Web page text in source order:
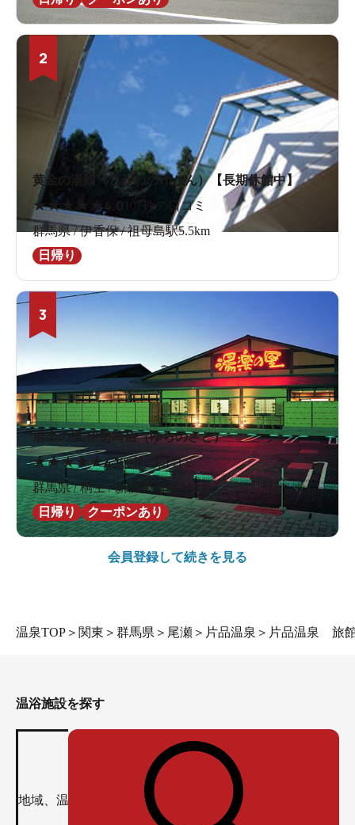
2
黄金の湯館（こがねのゆかん）【長期休館中】
★★★ ★ ★4.0
107件の口コミ
群馬県 / 伊香保 / 祖母島駅5.5km
日帰り
3
湯楽の里 伊勢崎店（ゆらのさと）
★★★★★4.180件の口コミ
群馬県 / 桐生 / 新伊勢崎駅2.8km
日帰り
クーポンあり
会員登録して続きを見る
温泉TOP ＞ 関東 ＞ 群馬県 ＞ 尾瀬 ＞ 片品温泉 ＞ 片品温泉 旅
温浴施設を探す